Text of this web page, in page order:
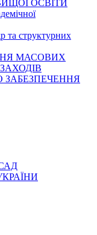
ОСВІТИ
та структурних
МАСОВИХ